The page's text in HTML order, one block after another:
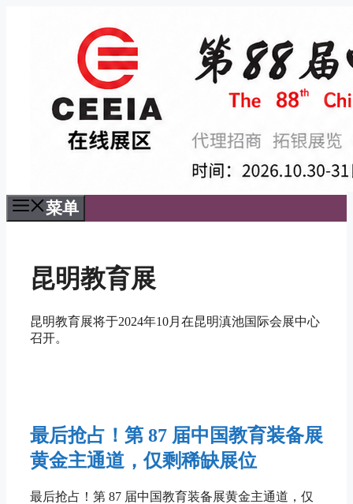
菜单
昆明教育展
昆明教育展将于2024年10月在昆明滇池国际会展中心
召开。
最后抢占！第 87 届中国教育装备展
黄金主通道，仅剩稀缺展位
最后抢占！第 87 届中国教育装备展黄金主通道，仅